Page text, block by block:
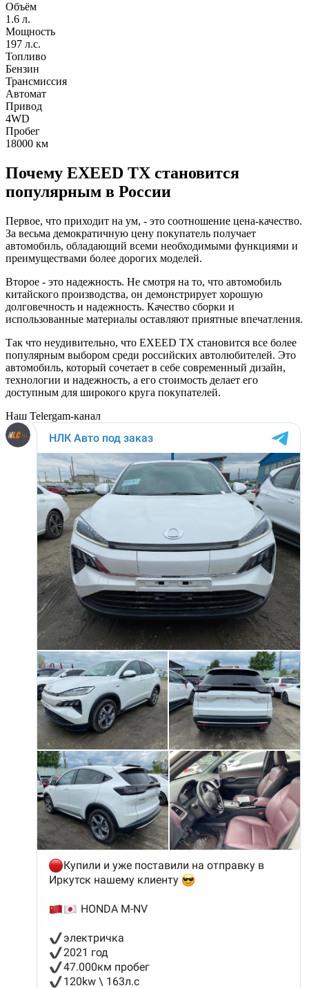
Объём
1.6 л.
Мощность
197 л.с.
Топливо
Бензин
Трансмиссия
Автомат
Привод
4WD
Пробег
18000 км
Почему EXEED TX становится
популярным в России
Первое, что приходит на ум, - это соотношение цена-качество.
За весьма демократичную цену покупатель получает
автомобиль, обладающий всеми необходимыми функциями и
преимуществами более дорогих моделей.
Второе - это надежность. Не смотря на то, что автомобиль
китайского производства, он демонстрирует хорошую
долговечность и надежность. Качество сборки и
использованные материалы оставляют приятные впечатления.
Так что неудивительно, что EXEED TX становится все более
популярным выбором среди российских автолюбителей. Это
автомобиль, который сочетает в себе современный дизайн,
технологии и надежность, а его стоимость делает его
доступным для широкого круга покупателей.
Наш Telergam-канал